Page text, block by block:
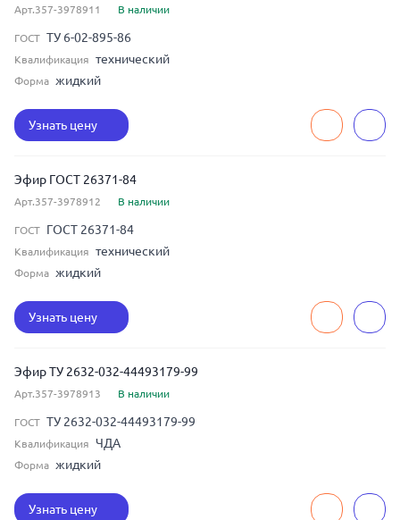
Арт.357-3978911 В наличии
ГОСТ ТУ 6-02-895-86
Квалификация технический
Форма жидкий
Узнать цену
Эфир ГОСТ 26371-84
Арт.357-3978912 В наличии
ГОСТ ГОСТ 26371-84
Квалификация технический
Форма жидкий
Узнать цену
Эфир ТУ 2632-032-44493179-99
Арт.357-3978913 В наличии
ГОСТ ТУ 2632-032-44493179-99
Квалификация ЧДА
Форма жидкий
Узнать цену